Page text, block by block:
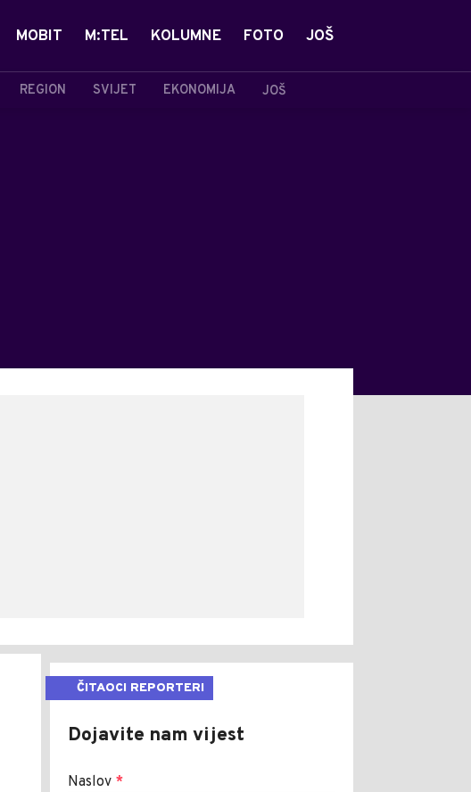
REGION SVIJET EKONOMIJA JOŠ
MOBIT M:TEL KOLUMNE FOTO JOŠ
ČITAOCI REPORTERI
Dojavite nam vijest
Naslov *